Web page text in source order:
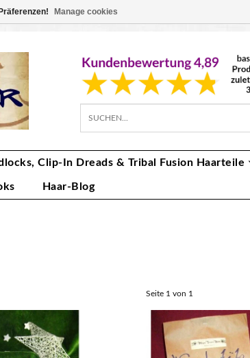
Clip-In Dreads & Tribal Fusion Haarteile
Haar-Blog
Seite 1 von 1
Manage cookies